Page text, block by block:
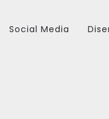
Social Media